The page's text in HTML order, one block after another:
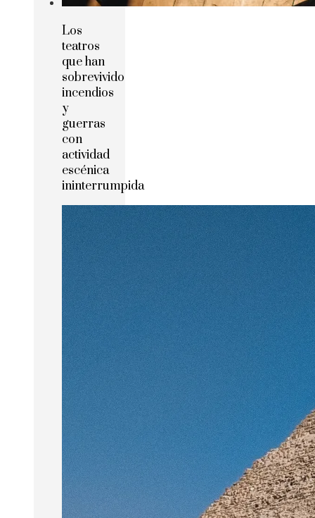
Los
teatros
que han
sobrevivido
incendios
y
guerras
con
actividad
escénica
ininterrumpida